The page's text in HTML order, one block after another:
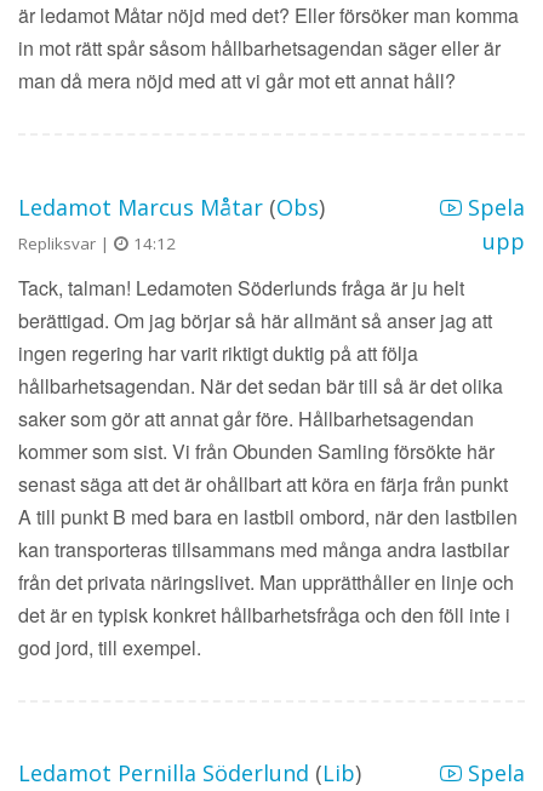
är ledamot Måtar nöjd med det? Eller försöker man komma
in mot rätt spår såsom hållbarhetsagendan säger eller är
man då mera nöjd med att vi går mot ett annat håll?
Ledamot Marcus Måtar (Obs)
Repliksvar | 14:12
Spela
upp
Tack, talman! Ledamoten Söderlunds fråga är ju helt
berättigad. Om jag börjar så här allmänt så anser jag att
ingen regering har varit riktigt duktig på att följa
hållbarhetsagendan. När det sedan bär till så är det olika
saker som gör att annat går före. Hållbarhetsagendan
kommer som sist. Vi från Obunden Samling försökte här
senast säga att det är ohållbart att köra en färja från punkt
A till punkt B med bara en lastbil ombord, när den lastbilen
kan transporteras tillsammans med många andra lastbilar
från det privata näringslivet. Man upprätthåller en linje och
det är en typisk konkret hållbarhetsfråga och den föll inte i
god jord, till exempel.
Ledamot Pernilla Söderlund (Lib)
Spela